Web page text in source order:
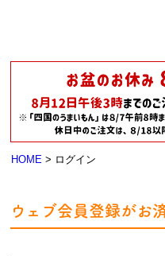
HOME ログイン
ウェブ会員登録がお